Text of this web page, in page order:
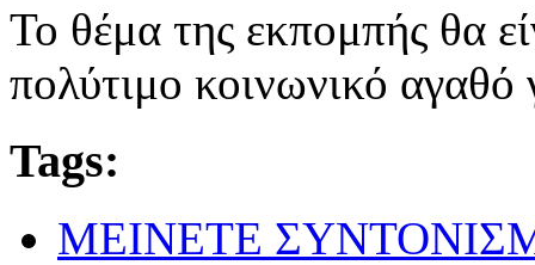
Το θέμα της εκπομπής θα
πολύτιμο κοινωνικό αγαθό
Tags:
ΜΕΙΝΕΤΕ